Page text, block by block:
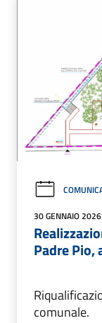
30 GENNAIO 2026
Padre
comunale.